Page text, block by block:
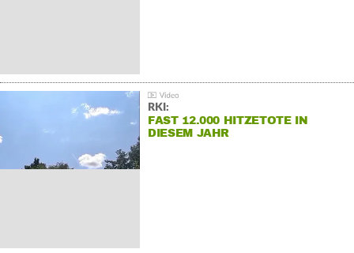
RKI:
FAST 12.000 HITZETOTE IN
DIESEM JAHR